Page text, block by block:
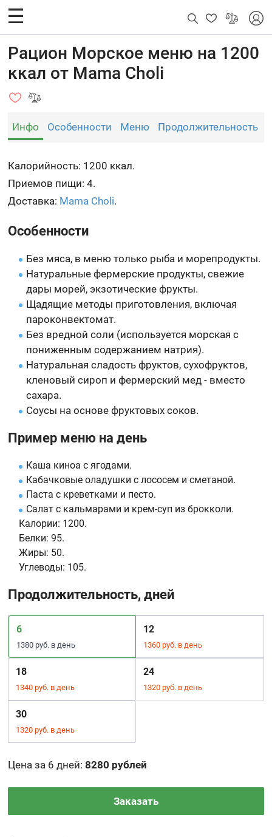
Рацион Морское меню на 1200
ккал от Mama Choli
Инфо Особенности Меню Продолжительность
Калорийность: 1200 ккал.
Приемов пищи: 4.
Доставка: Mama Choli.
Особенности
Без мяса, в меню только рыба и морепродукты.
Натуральные фермерские продукты, свежие
дары морей, экзотические фрукты.
Щадящие методы приготовления, включая
пароконвектомат.
Без вредной соли (используется морская с
пониженным содержанием натрия).
Натуральная сладость фруктов, сухофруктов,
кленовый сироп и фермерский мед - вместо
сахара.
Соусы на основе фруктовых соков.
Пример меню на день
Каша киноа с ягодами.
Кабачковые оладушки с лососем и сметаной.
Паста с креветками и песто.
Салат с кальмарами и крем-суп из брокколи.
Калории: 1200.
Белки: 95.
Жиры: 50.
Углеводы: 105.
Продолжительность, дней
6
1380 руб. в день
12
1360 руб. в день
18
1340 руб. в день
24
1320 руб. в день
30
1320 руб. в день
Цена за 6 дней:8280 рублей
Заказать